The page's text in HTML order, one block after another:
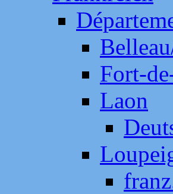
Fort-
Laon